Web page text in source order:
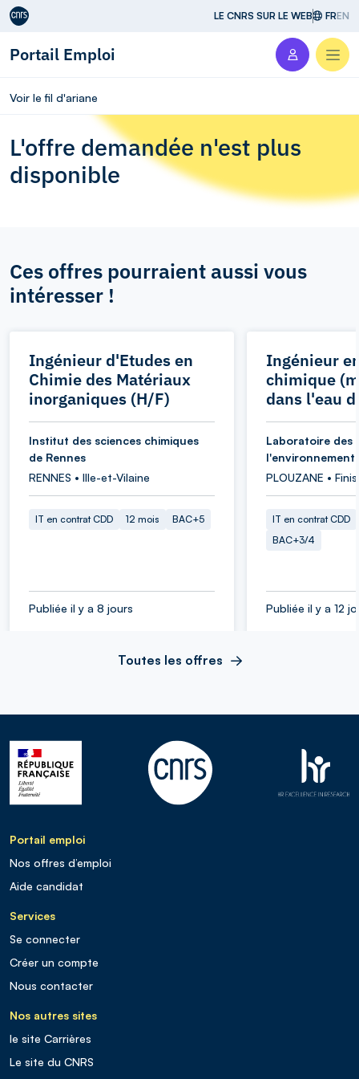
Aller au contenu LE CNRS SUR LE WEB FREN
Portail Emploi
Voir le fil d'ariane
L'offre demandée n'est plus
disponible
Ces offres pourraient aussi vous
intéresser !
Ingénieur d'Etudes en
Chimie des Matériaux
inorganiques (H/F)
Institut des sciences chimiques
de Rennes
RENNES • Ille-et-Vilaine
IT en contrat CDD 12 mois BAC+5
Publiée il y a 8 jours
Ingénieur
chimique
dans l'eau
Laboratoire des
l'environnement
PLOUZANE •
IT en contrat CDD
BAC+3/4
Publiée il y a 12
Toutes les offres
Portail emploi
Nos offres d’emploi
Aide candidat
Services
Se connecter
Créer un compte
Nous contacter
Nos autres sites
le site Carrières
Le site du CNRS